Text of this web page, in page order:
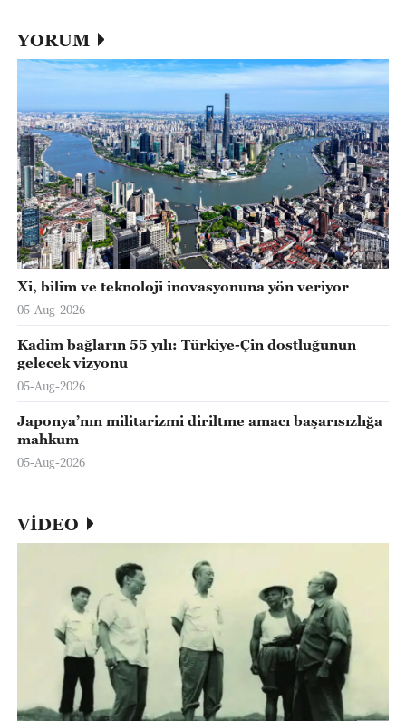
YORUM
Xi, bilim ve teknoloji inovasyonuna yön veriyor
05-Aug-2026
Kadim bağların 55 yılı: Türkiye-Çin dostluğunun
gelecek vizyonu
05-Aug-2026
Japonya’nın militarizmi diriltme amacı başarısızlığa
mahkum
05-Aug-2026
VİDEO